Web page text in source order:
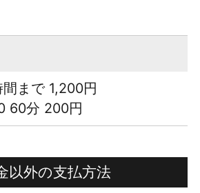
まで 1,200円
60分 200円
以外の支払方法